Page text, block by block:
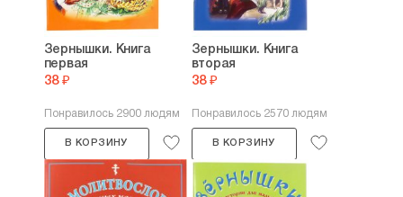
Зернышки. Книга
первая
38 ₽
Понравилось 2900 людям
В КОРЗИНУ
Зернышки. Книга
вторая
38 ₽
Понравилось 2570 людям
В КОРЗИНУ